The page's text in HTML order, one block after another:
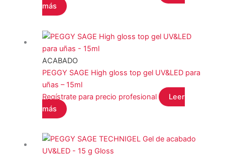
Filtro
más
ACABADO
PEGGY SAGE High gloss top gel UV&LED para
uñas – 15ml
Regístrate para precio profesional
Leer
más